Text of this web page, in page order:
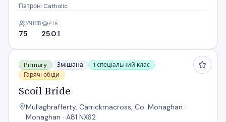
Патрон: Catholic
УЧНІВ
75
PTR
25.0:1
Scoil Bride
Primary Змішана
1 спеціальний клас
Гарячі обіди
Scoil Bride
Mullaghrafferty, Carrickmacross, Co. Monaghan ·
Monaghan · A81 NX62